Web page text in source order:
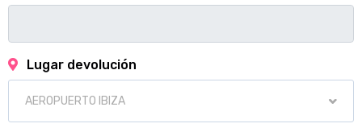
Lugar devolución